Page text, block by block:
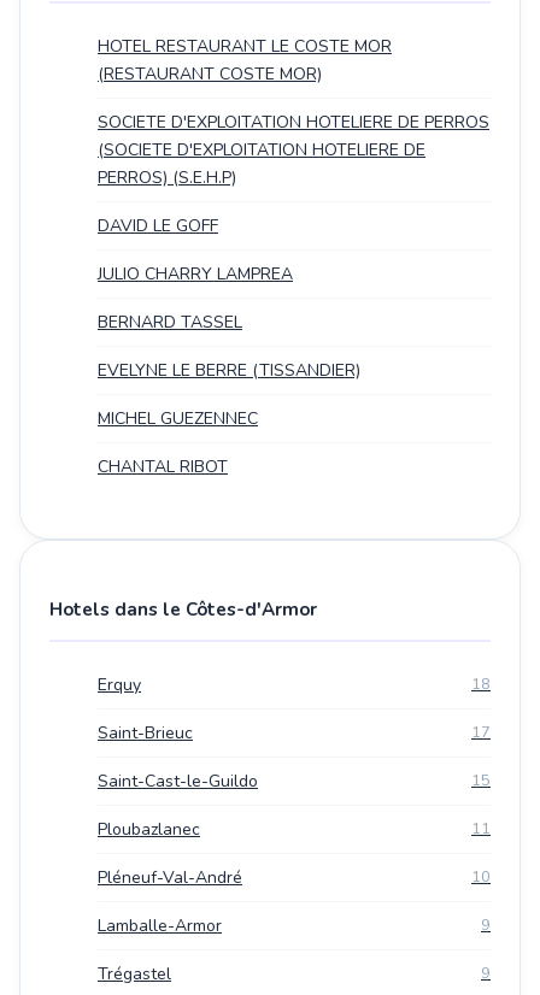
HOTEL RESTAURANT LE COSTE MOR
(RESTAURANT COSTE MOR)
SOCIETE D'EXPLOITATION HOTELIERE DE PERROS
(SOCIETE D'EXPLOITATION HOTELIERE DE
PERROS) (S.E.H.P)
DAVID LE GOFF
JULIO CHARRY LAMPREA
BERNARD TASSEL
EVELYNE LE BERRE (TISSANDIER)
MICHEL GUEZENNEC
CHANTAL RIBOT
Hotels dans le Côtes-d'Armor
Erquy 18
Saint-Brieuc 17
Saint-Cast-le-Guildo 15
Ploubazlanec 11
Pléneuf-Val-André 10
Lamballe-Armor 9
Trégastel 9